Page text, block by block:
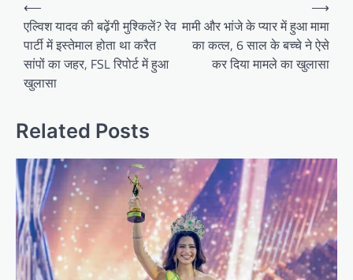
navigation
⟵
एल्विश यादव की बढ़ेंगी मुश्‍क‍िलें? रेव
पार्टी में इस्तेमाल होता था करैत
सांपों का जहर, FSL रिपोर्ट में हुआ
खुलासा
मामी और भांजे के प्यार में हुआ मामा
का कत्ल, 6 साल के बच्चे ने ऐसे
कर दिया मामले का खुलासा
⟶
Related Posts